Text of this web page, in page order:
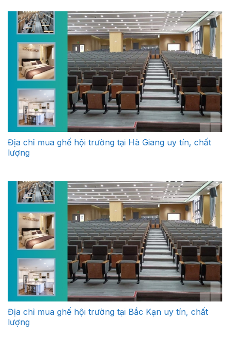
Địa chỉ mua ghế hội trường tại Hà Giang uy tín, chất
lượng
Địa chỉ mua ghế hội trường tại Bắc Kạn uy tín, chất
lượng